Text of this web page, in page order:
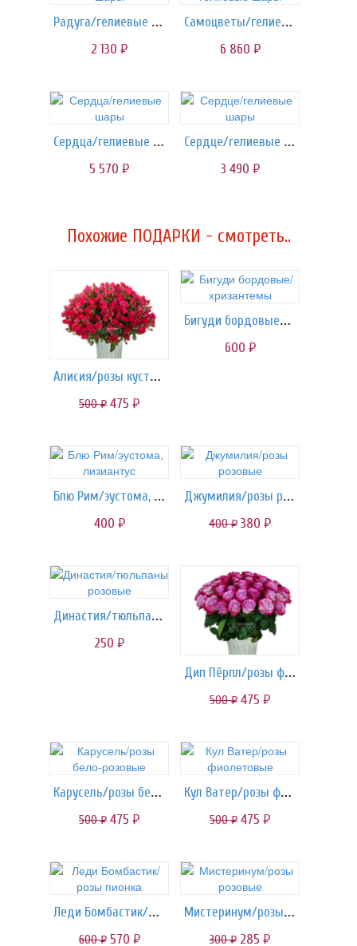
Радуга/гелиевые шары
2 130 руб.
Самоцветы/гелиевые шары
6 860 руб.
Сердца/гелиевые шары
5 570 руб.
Сердце/гелиевые шары
3 490 руб.
Похожие ПОДАРКИ - смотреть..
Алисия/розы кустовые
500руб. 475 руб.
Бигуди бордовые/хризантемы
600 руб.
Блю Рим/эустома, лизиантус
400 руб.
Джумилия/розы розовые
400руб. 380 руб.
Династия/тюльпаны розовые
250 руб.
Дип Пёрпл/розы фиолетовые
500руб. 475 руб.
Карусель/розы бело-розовые
500руб. 475 руб.
Кул Ватер/розы фиолетовые
500руб. 475 руб.
Леди Бомбастик/розы пионка
600руб. 570 руб.
Мистеринум/розы розовые
300руб. 285 руб.